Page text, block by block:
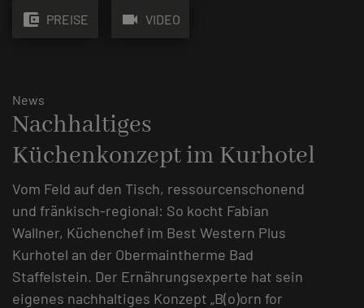
account_balance_wallet PREISE videocam VIDEO
News
Nachhaltiges
Küchenkonzept im Kurhotel
Vom Feld auf den Tisch, ressourcenschonend
und fränkisch-regional: So kocht Fabian
Wallner, Küchenchef im Best Western Plus
Kurhotel an der Obermaintherme Bad
Staffelstein. Der Ernährungsexperte hat sein
eigenes nachhaltiges Konzept „B(o)orn for